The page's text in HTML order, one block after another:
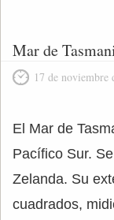
Mar de
17 de noviembre
El Mar de
Pacífico Sur.
Zelanda. Su
cuadrados,